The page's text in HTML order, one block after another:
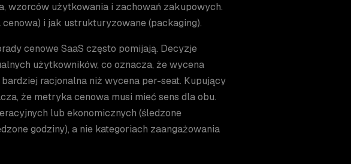
wzorców użytkowania i zachowań zakupowych.
i jak ustrukturyzowane (packaging).
cenowe SaaS często pomijają. Decyzje
użytkowników, co oznacza, że wycena
racjonalna niż wycena per-seat. Kupujący
że metryka cenowa musi mieć sens dla obu.
lub ekonomicznych (śledzone
godziny), a nie kategoriach zaangażowania